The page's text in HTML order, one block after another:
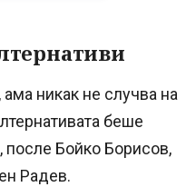
никак не случва на
беше
после Бойко Борисов,
Радев.